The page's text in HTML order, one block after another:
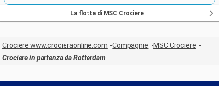
La flotta di MSC Crociere
Crociere www.crocieraonline.com Compagnie
MSC Crociere
Crociere in partenza da Rotterdam